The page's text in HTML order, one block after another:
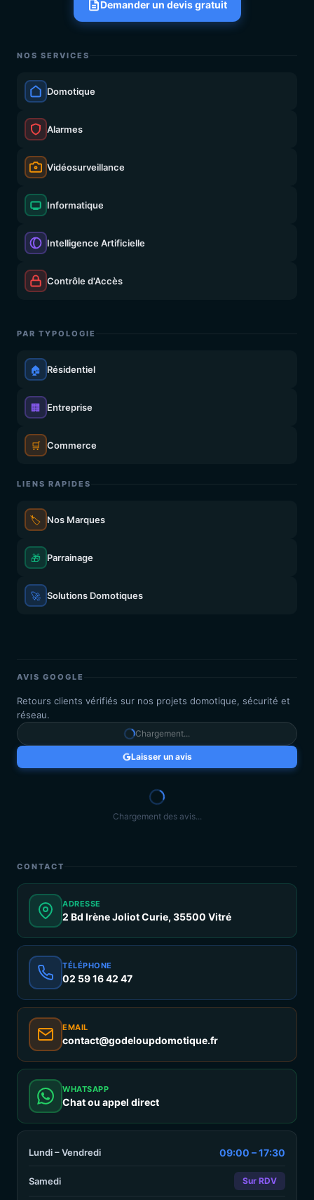
Demander un devis gratuit
NOS SERVICES
Domotique
Alarmes
Vidéosurveillance
Informatique
Intelligence Artificielle
Contrôle d'Accès
PAR TYPOLOGIE
🏠 Résidentiel
🏢 Entreprise
🛒 Commerce
LIENS RAPIDES
🏷️ Nos Marques
🎁 Parrainage
🚀 Solutions Domotiques
AVIS GOOGLE
Retours clients vérifiés sur nos projets domotique, sécurité et
réseau.
Chargement...
Laisser un avis
Chargement des avis...
CONTACT
ADRESSE
2 Bd Irène Joliot Curie, 35500 Vitré
TÉLÉPHONE
02 59 16 42 47
EMAIL
contact@godeloupdomotique.fr
WHATSAPP
Chat ou appel direct
Lundi – Vendredi 09:00 – 17:30
Samedi Sur RDV